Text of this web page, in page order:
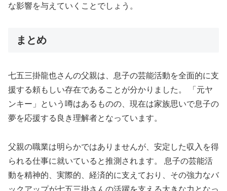
な影響を与えていくことでしょう。
まとめ
七五三掛龍也さんの父親は、息子の芸能活動を全面的に支
援する頼もしい存在であることが分かりました。 「元ヤ
ンキー」という噂はあるものの、現在は家族思いで息子の
夢を応援する良き理解者となっています。
父親の職業は明らかではありませんが、安定した収入を得
られる仕事に就いていると推測されます。 息子の芸能活
動を精神的、実際的、経済的に支えており、その強力なバ
ックアップが七五三掛さんの活躍を支える大きな力となっ